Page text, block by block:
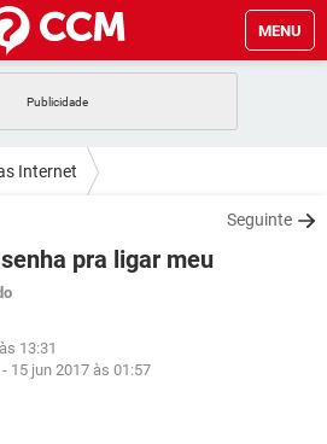
MENU
FACEBOOK
GMAIL
WHATSAPP
WHATSAPP
FACEBOOK
Internet
Seguinte
pra ligar meu
13:31
15 jun 2017 às 01:57